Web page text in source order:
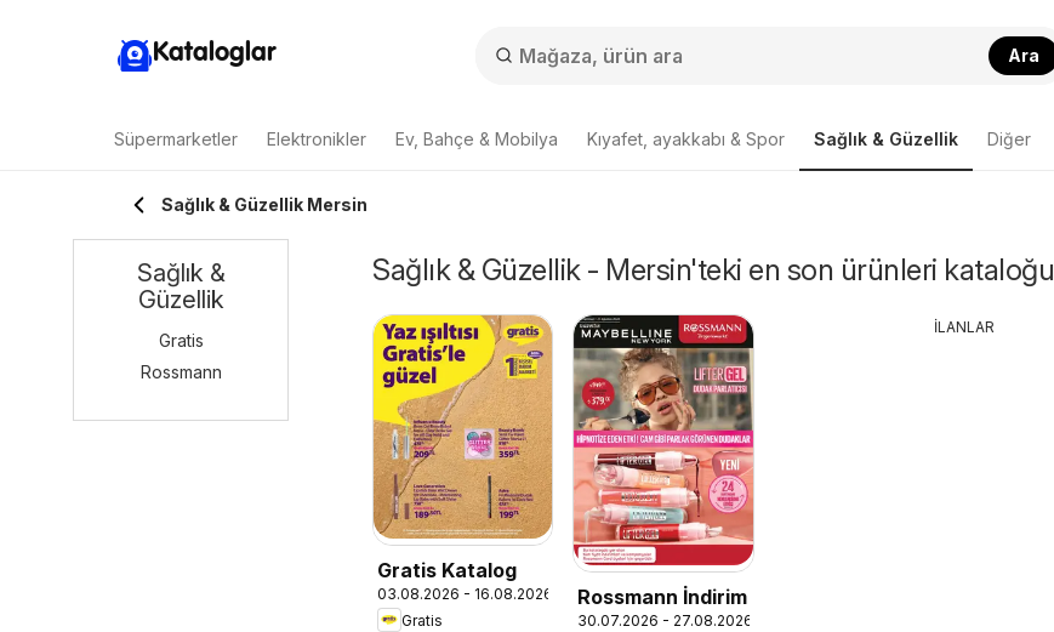
Kataloglar Ara
Süpermarketler Elektronikler Ev, Bahçe & Mobilya Kıyafet, ayakkabı & Spor Sağlık & Güzellik Diğer
Sağlık & Güzellik Mersin
Sağlık & Güzellik - Mersin'teki en son ürünleri kataloğu
Gratis Katalog
03.08.2026 - 16.08.2026
Gratis
Rossmann İndirim
30.07.2026 - 27.08.2026
İLANLAR
Sağlık &
Güzellik
Gratis
Rossmann